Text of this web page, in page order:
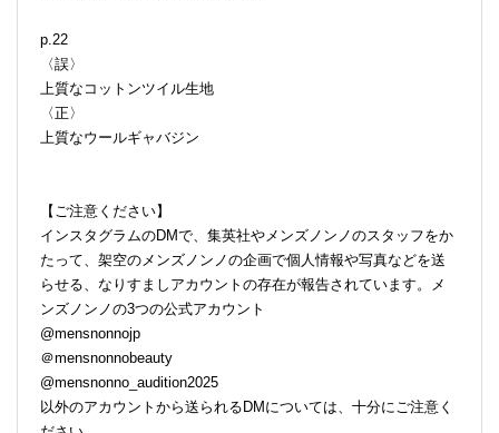
p.22
〈誤〉
上質なコットンツイル生地
〈正〉
上質なウールギャバジン
【ご注意ください】
インスタグラムのDMで、集英社やメンズノンノのスタッフをか
たって、架空のメンズノンノの企画で個人情報や写真などを送
らせる、なりすましアカウントの存在が報告されています。メ
ンズノンノの3つの公式アカウント
@mensnonnojp
＠mensnonnobeauty
@mensnonno_audition2025
以外のアカウントから送られるDMについては、十分にご注意く